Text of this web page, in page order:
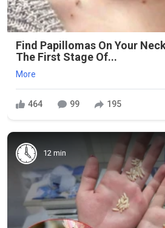
Find Papillomas On Your
The First Stage Of...
More
464 99 195
12 min